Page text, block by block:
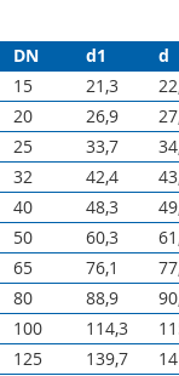
DN d1 d
15 21,3
20 26,9
25 33,7
32 42,4
40 48,3
50 60,3
65 76,1
80 88,9
100 114,3
125 139,7